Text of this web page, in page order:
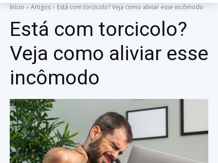
Início Artigos Está com torcicolo? Veja como aliviar esse incômodo
Está com torcicolo?
Veja como aliviar esse
incômodo